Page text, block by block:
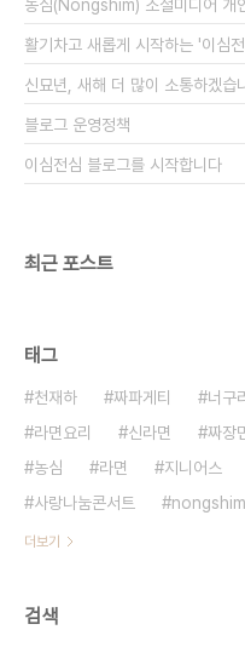
농심(Nongshim) 소셜미디어 개
활기차고 새롭게 시작하는 '이심
신묘년, 새해 더 많이 소통하겠습
블로그 운영정책
이심전심 블로그를 시작합니다
최근 포스트
태그
천재하 짜파게티 너구리
라면요리
신라면 짜장
농심
라면 지니어스
사랑나눔콘서트
nongshim
더보기
검색